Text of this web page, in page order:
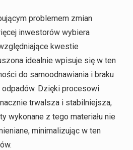
problemem zmian
inwestorów wybiera
kwestie
idealnie wpisuje się w ten
do samoodnawiania i braku
Dzięki procesowi
trwalsza i stabilniejsza,
wykonane z tego materiału nie
minimalizując w ten